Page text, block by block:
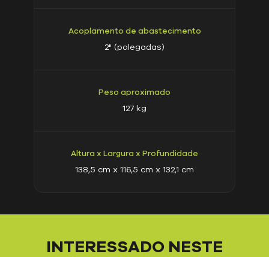
Acoplamento de abastecimento
2" (polegadas)
Peso aproximado
127 kg
Altura x Largura x Profundidade
138,5 cm x 116,5 cm x 132,1 cm
INTERESSADO NESTE